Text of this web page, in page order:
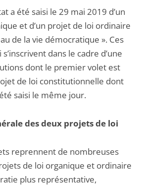
a été saisi le 29 mai 2019 d’un
et d’un projet de loi ordinaire
de la vie démocratique ». Ces
dans le cadre d’une
dont le premier volet est
de loi constitutionnelle dont
saisi le même jour.
des deux projets de loi
reprennent de nombreuses
de loi organique et ordinaire
plus représentative,